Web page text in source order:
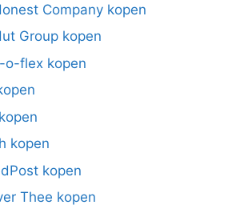
Company kopen
Group kopen
o-flex kopen
kopen
kopen
Thee kopen